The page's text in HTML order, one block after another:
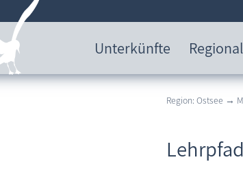
Unterkünfte
Region: Ostsee →